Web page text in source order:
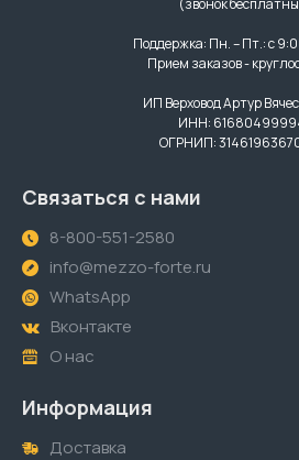
(звонок
Поддержка: Пн. – Пт.: с
Прием заказов -
ИП Верховод Артур
ИНН:
ОГРНИП:
Связаться с нами
8-800-551-2580
info@mezzo-forte.ru
WhatsApp
Вконтакте
О нас
Информация
Доставка